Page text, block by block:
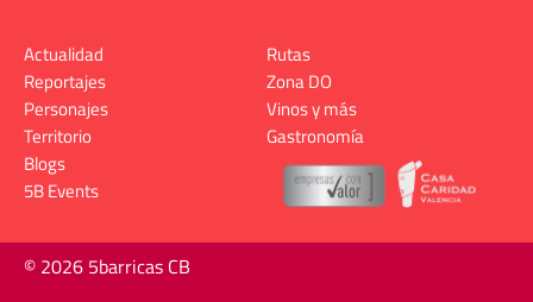
Actualidad
Reportajes
Personajes
Territorio
Rutas
Zona DO
Vinos y más
Gastronomía
Blogs
5B Events
© 2026 5barricas CB